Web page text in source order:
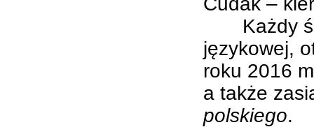
Każdy
językowej,
roku 2016
a także
polskiego.